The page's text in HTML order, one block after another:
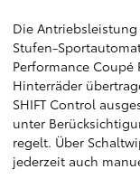
Die
Stufen-
Performance Coupé
Hinterräder
SHIFT Control
unter
regelt. Über
jederzeit auch